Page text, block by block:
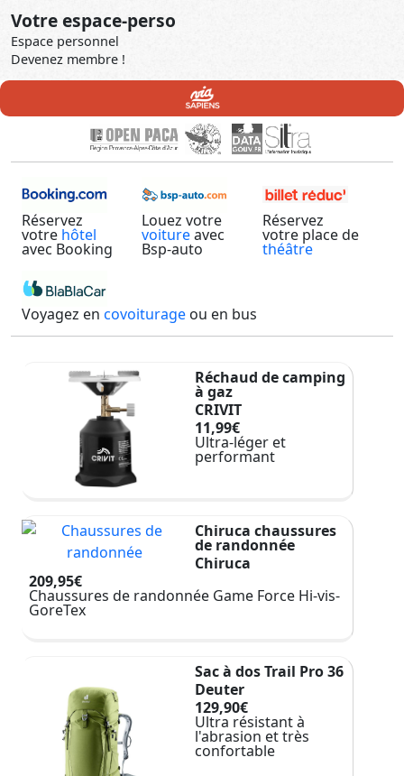
Votre espace-perso
Espace personnel
Devenez membre !
Réservez
votre hôtel
avec Booking
Louez votre
voitureavec
Bsp-auto
Réservez
votre place de
théâtre
Voyagez en covoiturage ou en bus
Réchaud de camping
à gaz
CRIVIT
11,99€
Ultra-léger et
performant
Chiruca chaussures
de randonnée
Chiruca
209,95€
Chaussures de randonnée Game Force Hi-vis-
GoreTex
Sac à dos Trail Pro 36
Deuter
129,90€
Ultra résistant à
l'abrasion et très
confortable